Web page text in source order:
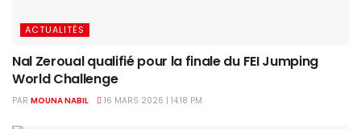
ACTUALITÉS
Nal Zeroual qualifié pour la finale du FEI Jumping
World Challenge
PAR MOUNA NABIL 16 MARS 2026 | 14:18 PM